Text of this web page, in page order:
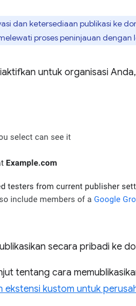
dan ketersediaan publikasi ke
proses peninjauan dengan
untuk organisasi
secara pribadi ke
tentang cara
ekstensi kustom untuk